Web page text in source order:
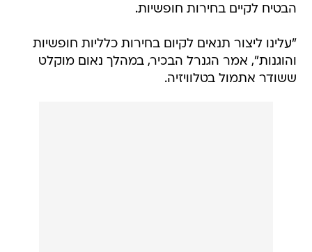
הבטיח לקיים בחירות חופשיות.
"עלינו ליצור תנאים לקיום בחירות כלליות חופשיות
והוגנות", אמר הגנרל הבכיר, במהלך נאום מוקלט
ששודר אתמול בטלוויזיה.